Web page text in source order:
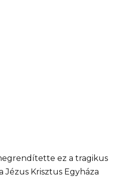
ez a tragikus
Jézus Krisztus Egyháza